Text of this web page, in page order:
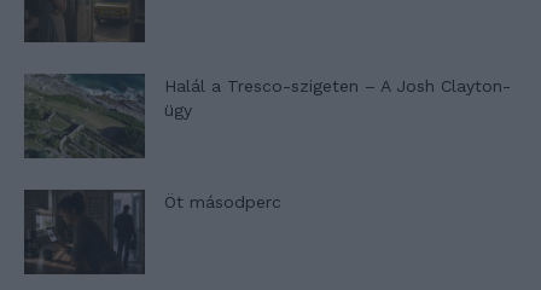
Halál a Tresco-szigeten – A Josh Clayton-
ügy
Öt másodperc